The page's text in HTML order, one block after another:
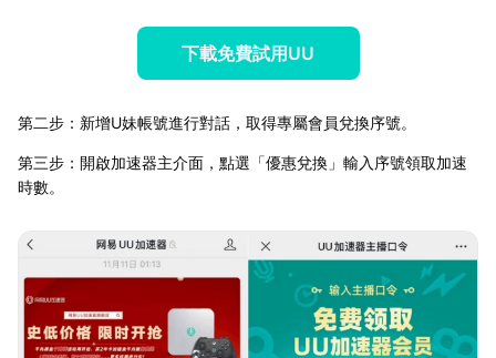
下載免費試用UU
第二步：新增U妹帳號進行對話，取得專屬會員兌換序號。
第三步：開啟加速器主介面，點選「優惠兌換」輸入序號領取加速
時數。